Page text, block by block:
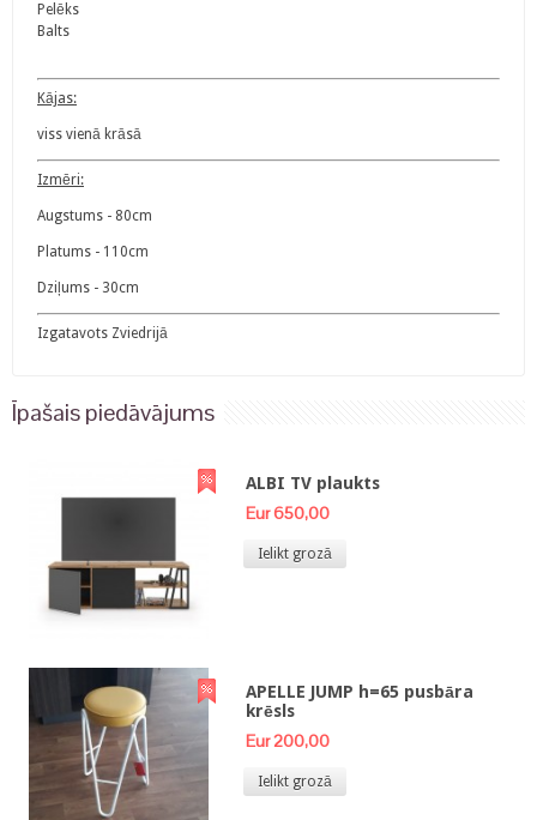
Pelēks
Balts
Kājas:
viss vienā krāsā
Izmēri:
Augstums - 80cm
Platums - 110cm
Dziļums - 30cm
Izgatavots Zviedrijā
Īpašais piedāvājums
ALBI TV plaukts
Eur 650,00
Ielikt grozā
APELLE JUMP h=65 pusbāra
krēsls
Eur 200,00
Ielikt grozā